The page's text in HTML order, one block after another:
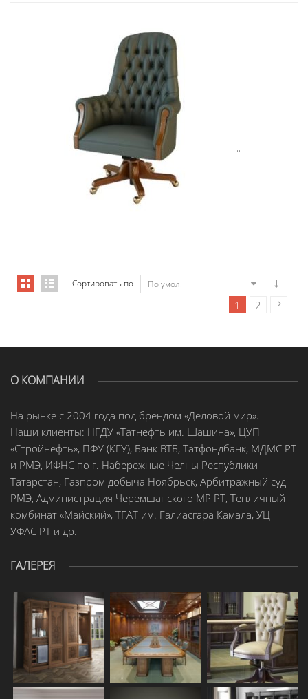
Art&Moble 01012B Кресло руковод�...
8 283,45€
Сортировать по По умол.
1 2
О КОМПАНИИ
На рынке с 2004 года под брендом «Деловой мир».
Наши клиенты: НГДУ «Татнефть им. Шашина», ЦУП
«Стройнефть», ПФУ (КГУ), Банк ВТБ, Татфондбанк, МДМС РТ
и РМЭ, ИФНС по г. Набережные Челны Республики
Татарстан, Газпром добыча Ноябрьск, Арбитражный суд
РМЭ, Администрация Черемшанского МР РТ, Тепличный
комбинат «Майский», ТГАТ им. Галиасгара Камала, УЦ
УФАС РТ и др.
ГАЛЕРЕЯ